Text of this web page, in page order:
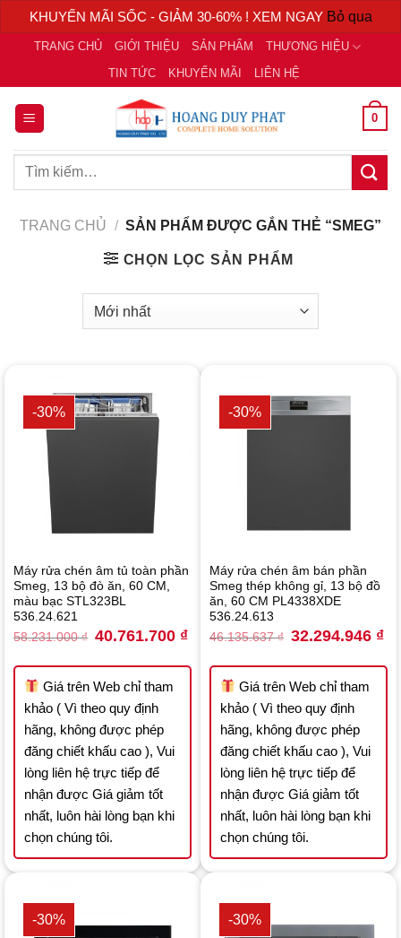
KHUYẾN MÃI SỐC - GIẢM 30-60% ! XEM NGAY Bỏ qua
Chuyển
nội
dung
TRANG CHỦ GIỚI THIỆU SẢN PHẨM
THƯƠNG HIỆU
TIN TỨC
KHUYẾN MÃI LIÊN HỆ
0
Tìm
TRANG CHỦ / SẢN PHẨM ĐƯỢC GẮN THẺ “SMEG”
CHỌN LỌC SẢN PHẨM
-30%
Máy rửa chén âm tủ toàn phần
Smeg, 13 bộ đò ăn, 60 CM,
màu bạc STL323BL
536.24.621
58.231.000₫ Original
price
58.231.000 ₫.
40.761.700 ₫Current
price
40.761.700 ₫.
Giá trên Web chỉ tham
khảo ( Vì theo quy định
hãng, không được phép
đăng chiết khấu cao ), Vui
lòng liên hệ trực tiếp để
nhận được Giá giảm tốt
nhất, luôn hài lòng bạn khi
chọn chúng tôi.
-30%
Máy rửa chén âm bán phần
Smeg thép không gỉ, 13 bộ đồ
ăn, 60 CM PL4338XDE
536.24.613
46.135.637₫ Original
price
46.135.637 ₫.
32.294.946 ₫
Giá trên Web chỉ tham
khảo ( Vì theo quy định
hãng, không được phép
đăng chiết khấu cao ), Vui
lòng liên hệ trực tiếp để
nhận được Giá giảm tốt
nhất, luôn hài lòng bạn khi
chọn chúng tôi.
-30% -30%